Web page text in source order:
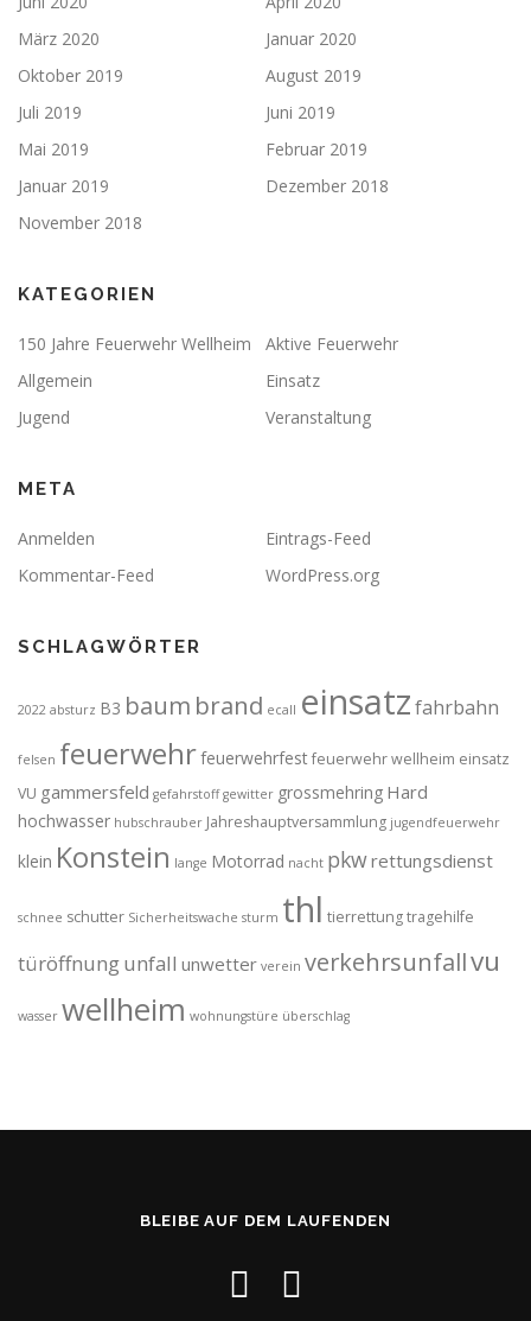
März 2020
Januar 2020
Oktober 2019
August 2019
Juli 2019
Juni 2019
Mai 2019
Februar 2019
Januar 2019
Dezember 2018
November 2018
KATEGORIEN
150 Jahre Feuerwehr Wellheim
Aktive Feuerwehr
Allgemein
Einsatz
Jugend
Veranstaltung
META
Anmelden
Eintrags-Feed
Kommentar-Feed
WordPress.org
SCHLAGWÖRTER
2022 absturz B3 baum brand ecall einsatzfahrbahn
felsen feuerwehrfeuerwehrfest feuerwehr wellheim einsatz
VU gammersfeld gefahrstoff gewitter grossmehring Hard
hochwasser hubschrauber Jahreshauptversammlung jugendfeuerwehr
klein Konstein lange Motorrad nacht pkwrettungsdienst
schnee schutter Sicherheitswache sturm thl tierrettungtragehilfe
türöffnungunfall unwetter verein verkehrsunfallvu
wasser wellheim wohnungstüre überschlag
BLEIBE AUF DEM LAUFENDEN